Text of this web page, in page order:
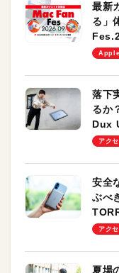
最新
る」
しま
Apple
落下
るか
Dux
のモ
アク
安全
ぶべ
ーも
アク
夏場